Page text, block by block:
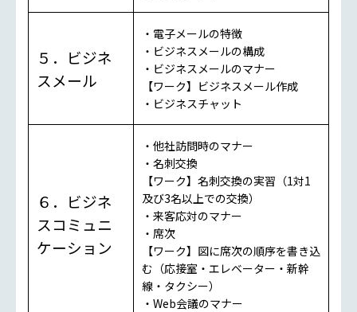
５．ビジネ
スメール
・電子メールの特徴
・ビジネスメールの構成
・ビジネスメールのマナー
【ワーク】ビジネスメール作成
・ビジネスチャット
６．ビジネ
スコミュニ
ケーション
・他社訪問時のマナー
・名刺交換
【ワーク】名刺交換の実習（1対1
及び3名以上での交換）
・来客応対のマナー
・席次
【ワーク】図に席次の順序を書き込
む（応接室・エレベーター・新幹
線・タクシー）
・Web会議のマナー